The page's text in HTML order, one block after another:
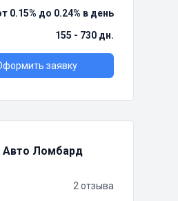
0.15% до 0.24% в день
155 - 730 дн.
заявку
Авто Ломбард
2 отзыва